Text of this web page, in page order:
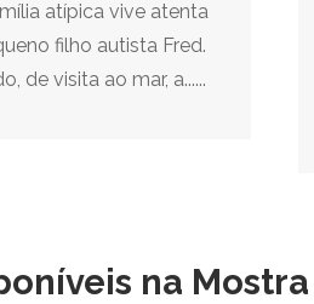
atípica vive atenta
filho autista Fred.
de visita ao mar, a......
na Mostra